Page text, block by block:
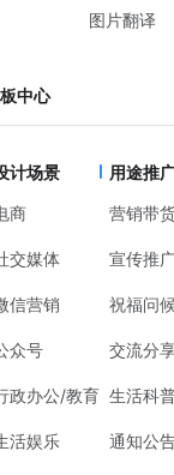
图片翻译
中心
计场景
商
交媒体
信营销
众号
政办公/教育
活娱乐
用途推
营销带
宣传推
祝福问
交流分
生活科
通知公
因此，掌握制作
据具体需求，灵
保证了专业形
心问题。这份奖
表彰、员工嘉
决定了证书的基
明确颁发机构、